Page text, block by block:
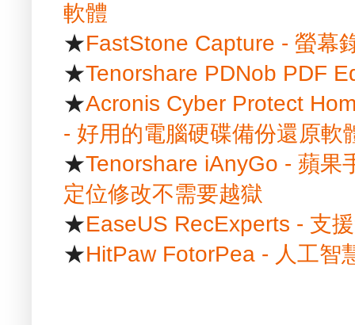
軟體
★FastStone Capture - 螢幕
★Tenorshare PDNob PDF
★Acronis Cyber Protect
- 好用的電腦硬碟備份還原軟
★Tenorshare iAnyGo - 蘋果
定位修改不需要越獄
★EaseUS RecExperts - 支
★HitPaw FotorPea - 人工智